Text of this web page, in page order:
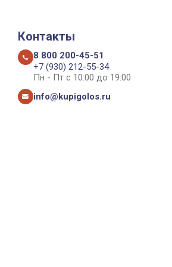
Контакты
8 800 200-45-51
+7 (930) 212-55-34
Пн - Пт с 10:00 до 19:00
info@kupigolos.ru